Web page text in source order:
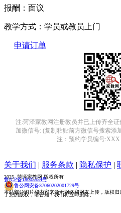
报酬： 面议
教学方式： 学员或教员上门
申请订单
注:菏泽家教网注册教员并已上传齐全
加微信号: (复制粘贴前方微信号搜索添
注：预约学员编号:XXX
关于我们 | 服务条款 | 隐私保护 |
2025 菏泽家教网 版权所有
鲁ICP备18005554号
鲁公网安备37060202001729号
本站部分图片和内容来源于网络和网友上传，版权
了您的版权，请告知！我们将立即删除。